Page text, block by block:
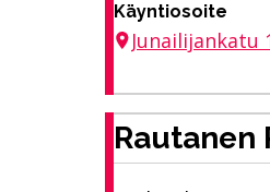
Käyntiosoite
Junailijankatu
Rautanen